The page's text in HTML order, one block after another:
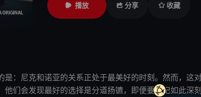
播放 分享 收藏
是：尼克和诺亚的关系正处于最美好的时刻。然而，这
他们会发现最好的选择是分道扬镳，即便要忘记如此深